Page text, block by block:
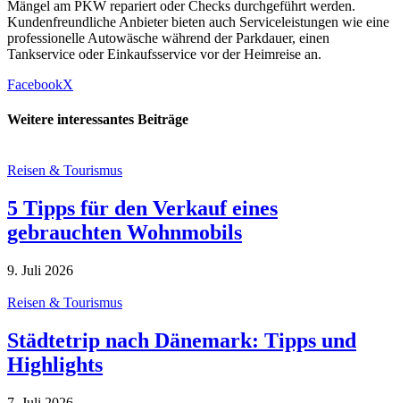
Mängel am PKW repariert oder Checks durchgeführt werden.
Kundenfreundliche Anbieter bieten auch Serviceleistungen wie eine
professionelle Autowäsche während der Parkdauer, einen
Tankservice oder Einkaufsservice vor der Heimreise an.
FacebookX
Weitere interessantes Beiträge
Reisen & Tourismus
5 Tipps für den Verkauf eines
gebrauchten Wohnmobils
9. Juli 2026
Reisen & Tourismus
Städtetrip nach Dänemark: Tipps und
Highlights